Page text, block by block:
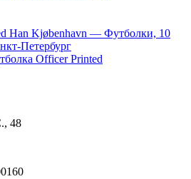
Officer Printed
48